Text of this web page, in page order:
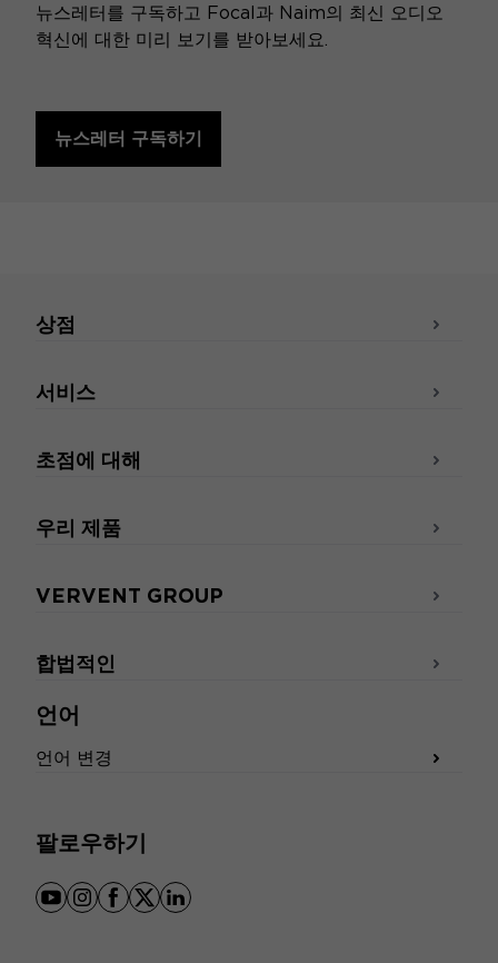
뉴스레터를 구독하고 Focal과 Naim의 최신 오디오
혁신에 대한 미리 보기를 받아보세요.
뉴스레터 구독하기
언어
언어 변경
팔로우하기
youtube
instagram
facebook
x linkedin
상점
서비스
초점에 대해
우리 제품
VERVENT GROUP
합법적인